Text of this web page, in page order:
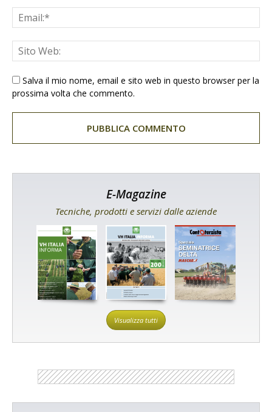
Salva il mio nome, email e sito web in questo browser per la
prossima volta che commento.
E-Magazine
Tecniche, prodotti e servizi dalle aziende
Visualizza tutti